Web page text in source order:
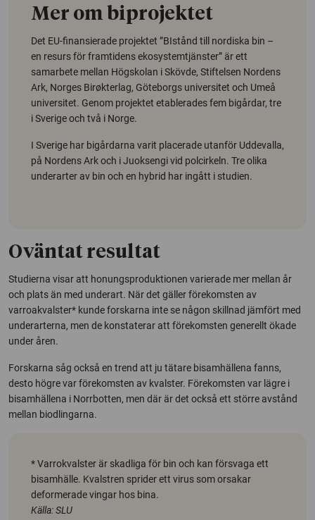
Mer om biprojektet
Det EU-finansierade projektet ”BIstånd till nordiska bin –
en resurs för framtidens ekosystemtjänster” är ett
samarbete mellan Högskolan i Skövde, Stiftelsen Nordens
Ark, Norges Birøkterlag, Göteborgs universitet och Umeå
universitet. Genom projektet etablerades fem bigårdar, tre
i Sverige och två i Norge.
I Sverige har bigårdarna varit placerade utanför Uddevalla,
på Nordens Ark och i Juoksengi vid polcirkeln. Tre olika
underarter av bin och en hybrid har ingått i studien.
Oväntat resultat
Studierna visar att honungsproduktionen varierade mer mellan år
och plats än med underart. När det gäller förekomsten av
varroakvalster* kunde forskarna inte se någon skillnad jämfört med
underarterna, men de konstaterar att förekomsten generellt ökade
under åren.
Forskarna såg också en trend att ju tätare bisamhällena fanns,
desto högre var förekomsten av kvalster. Förekomsten var lägre i
bisamhällena i Norrbotten, men där är det också ett större avstånd
mellan biodlingarna.
* Varrokvalster är skadliga för bin och kan försvaga ett
bisamhälle. Kvalstren sprider ett virus som orsakar
deformerade vingar hos bina.
Källa: SLU